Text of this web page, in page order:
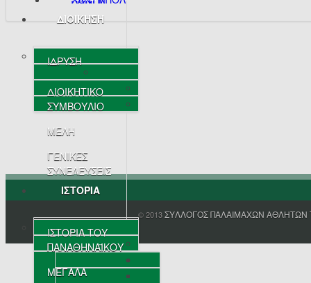
ΔΙΟΙΚΗΣΗ
ΙΔΡΥΣΗ
ΔΙΟΙΚΗΤΙΚΟ
ΣΥΜΒΟΥΛΙΟ
ΜΕΛΗ
ΓΕΝΙΚΕΣ
ΣΥΝΕΛΕΥΣΕΙΣ
ΙΣΤΟΡΙΑ
ΙΣΤΟΡΙΑ ΤΟΥ
ΠΑΝΑΘΗΝΑΪΚΟΥ
ΜΕΓΑΛΑ
© 2013ΣΥΛΛΟΓΟΣ ΠΑΛΑΙΜΑΧΩΝ ΑΘΛΗΤΩΝ